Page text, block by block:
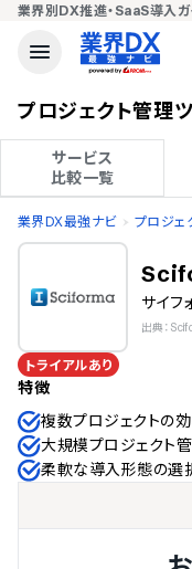
業界別DX推進・SaaS導入
プロジェクト管理
サービス
比較一覧
業界DX最強ナビ プロジェ
サイフ
出典：
トライアルあり
特徴
複数プロジェクトの
大規模プロジェクト
柔軟な導入形態の選